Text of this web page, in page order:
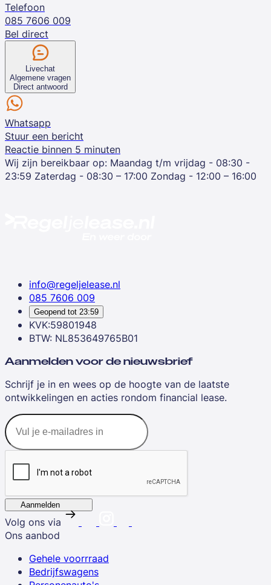
Telefoon
085 7606 009
Bel direct
Livechat
Algemene vragen
Direct antwoord
Whatsapp
Stuur een bericht
Reactie binnen 5 minuten
Wij zijn bereikbaar op: Maandag t/m vrijdag - 08:30 -
23:59 Zaterdag - 08:30 – 17:00 Zondag - 12:00 – 16:00
info@regeljelease.nl
085 7606 009
Geopend tot 23:59
KVK:59801948
BTW: NL853649765B01
Aanmelden voor de nieuwsbrief
Schrijf je in en wees op de hoogte van de laatste
ontwikkelingen en acties rondom financial lease.
Aanmelden
Volg ons via
Ons aanbod
Gehele voorrraad
Bedrijfswagens